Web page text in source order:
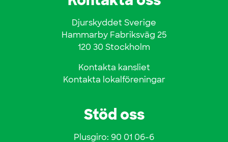
Djurskyddet Sverige
Hammarby Fabriksväg 25
120 30 Stockholm
Kontakta kansliet
Kontakta lokalföreningar
Stöd oss
Plusgiro: 90 01 06-6